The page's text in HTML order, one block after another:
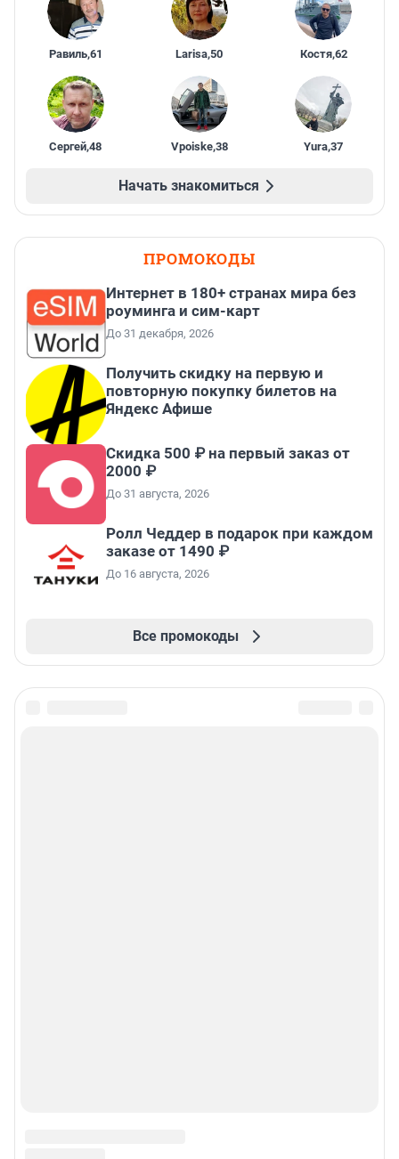
Равиль,61 Larisa,50 Костя,62
Сергей,48 Vpoiske,38 Yura,37
Начать знакомиться
ПРОМОКОДЫ
Интернет в 180+ странах мира без
роуминга и сим-карт
До 31 декабря, 2026
Получить скидку на первую и
повторную покупку билетов на
Яндекс Афише
Скидка 500 ₽ на первый заказ от
2000 ₽
До 31 августа, 2026
Ролл Чеддер в подарок при каждом
заказе от 1490 ₽
До 16 августа, 2026
Все промокоды